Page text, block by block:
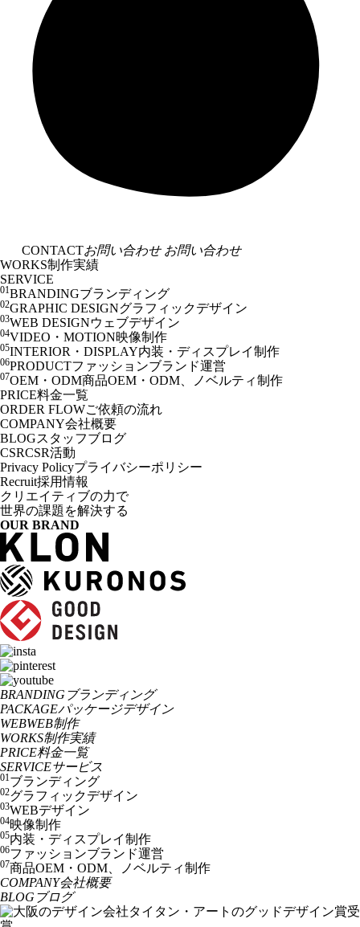
CONTACTお問い合わせ お問い合わせ
WORKS制作実績
SERVICE
01BRANDINGブランディング
02GRAPHIC DESIGNグラフィックデザイン
03WEB DESIGNウェブデザイン
04VIDEO・MOTION映像制作
05INTERIOR・DISPLAY内装・ディスプレイ制作
06PRODUCTファッションブランド運営
07OEM・ODM商品OEM・ODM、ノベルティ制作
PRICE料金一覧
ORDER FLOWご依頼の流れ
COMPANY会社概要
BLOGスタッフブログ
CSRCSR活動
Privacy Policyプライバシーポリシー
Recruit採用情報
クリエイティブの力で
世界の課題を解決する
OUR BRAND
BRANDING ブランディング
PACKAGEパッケージデザイン
WEBWEB制作
WORKS制作実績
PRICE料金一覧
SERVICEサービス
01ブランディング
02グラフィックデザイン
03WEBデザイン
04映像制作
05内装・ディスプレイ制作
06ファッションブランド運営
07商品OEM・ODM、ノベルティ制作
COMPANY会社概要
BLOG ブログ